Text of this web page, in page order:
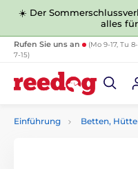
☀️ Der
alles
Rufen Sie uns an
(Mo 9-17, Tu
7-15)
Einführung Betten,